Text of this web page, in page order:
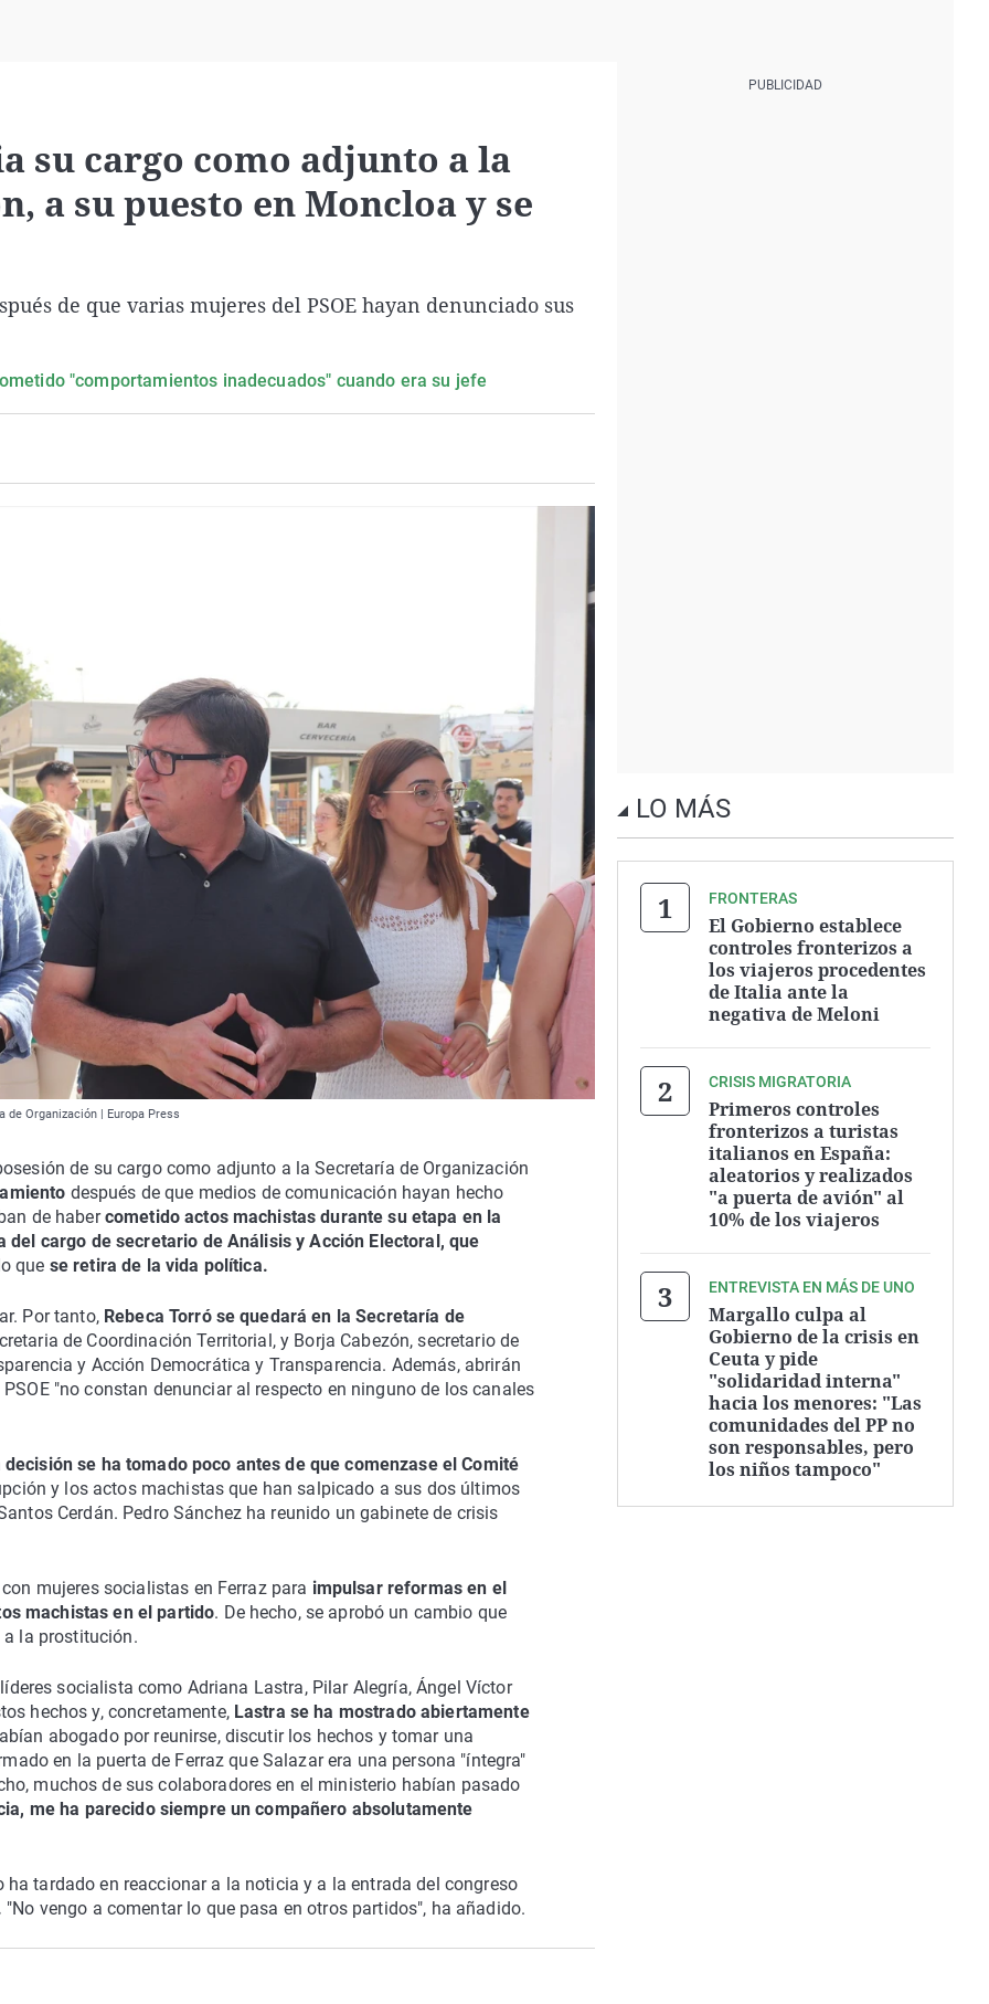
su cargo como adjunto a la
a su puesto en Moncloa y se
de que varias mujeres del PSOE hayan denunciado sus
"comportamientos inadecuados" cuando era su jefe
Organización | Europa Press
de su cargo como adjunto a la Secretaría de Organización
después de que medios de comunicación hayan hecho
de habercometido actos machistas durante su etapa en la
del cargo de secretario de Análisis y Acción Electoral, que
que se retira de la vida política.
Por tanto, Rebeca Torró se quedará en la Secretaría de
de Coordinación Territorial, y Borja Cabezón, secretario de
y Acción Democrática y Transparencia. Además, abrirán
"no constan denunciar al respecto en ninguno de los canales
decisión se ha tomado poco antes de que comenzase el Comité
y los actos machistas que han salpicado a sus dos últimos
Cerdán. Pedro Sánchez ha reunido un gabinete de crisis
mujeres socialistas en Ferraz para impulsar reformas en el
machistas en el partido. De hecho, se aprobó un cambio que
a la prostitución.
socialista como Adriana Lastra, Pilar Alegría, Ángel Víctor
hechos y, concretamente,Lastra se ha mostrado abiertamente
abogado por reunirse, discutir los hechos y tomar una
en la puerta de Ferraz que Salazar era una persona "íntegra"
muchos de sus colaboradores en el ministerio habían pasado
me ha parecido siempre un compañero absolutamente
ha tardado en reaccionar a la noticia y a la entrada del congreso
"No vengo a comentar lo que pasa en otros partidos", ha añadido.
LO MÁS
FRONTERAS
El Gobierno establece
controles fronterizos a
los viajeros procedentes
de Italia ante la
negativa de Meloni
CRISIS MIGRATORIA
Primeros controles
fronterizos a turistas
italianos en España:
aleatorios y realizados
"a puerta de avión" al
10% de los viajeros
ENTREVISTA EN MÁS DE UNO
Margallo culpa al
Gobierno de la crisis en
Ceuta y pide
"solidaridad interna"
hacia los menores: "Las
comunidades del PP no
son responsables, pero
los niños tampoco"